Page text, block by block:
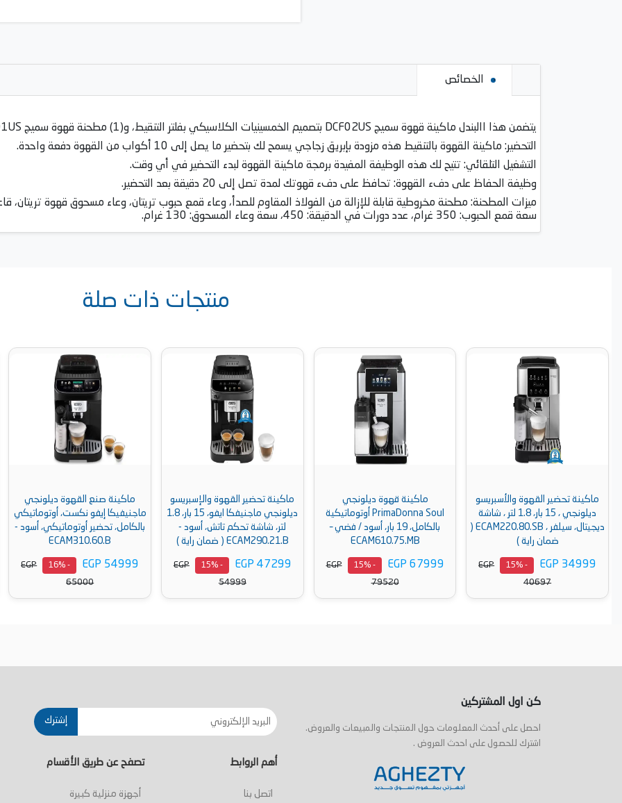
الخصائص
يتضمن هذا االبندل ماكينة قهوة سميج DCF02US بتصميم الخمسينيات الكلاسيكي بفلتر التنقيط، و(1) مطحنة قهوة سميج CGF01US.
التحضير: ماكينة القهوة بالتنقيط هذه مزودة بإبريق زجاجي يسمح لك بتحضير ما يصل إلى 10 أكواب من القهوة دفعة واحدة.
التشغيل التلقائي: تتيح لك هذه الوظيفة المفيدة برمجة ماكينة القهوة لبدء التحضير في أي وقت.
وظيفة الحفاظ على دفء القهوة: تحافظ على دفء قهوتك لمدة تصل إلى 20 دقيقة بعد التحضير.
ميزات المطحنة: مطحنة مخروطية قابلة للإزالة من الفولاذ المقاوم للصدأ، وعاء قمع حبوب تريتان، وعاء مسحوق قهوة تريتان،
سعة قمع الحبوب: 350 غرام، عدد دورات في الدقيقة: 450، سعة وعاء المسحوق: 130 غرام.
منتجات ذات صلة
والأسبريسو
ديلونجي ، 15 بار، 1.8 لتر ، شاشة
ديجيتال، سيلفر ، ECAM220.80.SB (
EGP
ماكينة قهوة ديلونجي
PrimaDonna Soul أوتوماتيكية
بالكامل، 19 بار، أسود / فضي –
EGP 67999
EGP
ماكينة تحضير القهوة والإسبريسو
ديلونجي ماجنيفكا ايفو، 15 بار، 1.8
لتر، شاشة تحكم تاتش، أسود -
ECAM290.21.B ( ضمان راية )
EGP 47299
EGP
ماكينة صنع القهوة ديلونجي
ماجنيفيكا إيفو نكست، أوتوماتيكي
بالكامل، تحضير أوتوماتيكي، أسود -
ECAM310.60.B
EGP 54999
EGP
1450 وات،
ECAM290.31.SB، (بضمان راية)
EGP 38999
كن اول المشتركين
احصل على أحدث المعلومات حول المنتجات والمبيعات والعروض.
اشترك للحصول على احدث العروض .
إشترك
أهم الروابط
اتصل بنا
تصفح عن طريق الأقسام
أجهزة منزلية كبيرة